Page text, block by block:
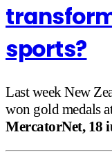
sports?
Last week New
won gold medals
MercatorNet, 18